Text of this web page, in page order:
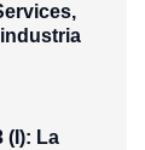
industria
(I): La